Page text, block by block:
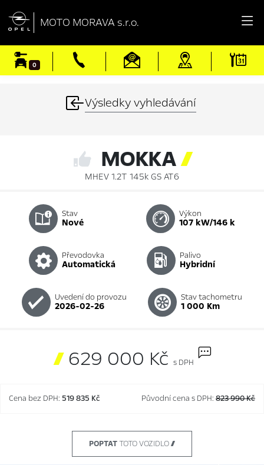
 MOTO MORAVA s.r.o.
0
Výsledky vyhledávání
MOKKA
MHEV 1.2T 145k GS AT6
Stav
nové
Výkon
107 kW/146 k
Převodovka
automatická
Palivo
hybridní
Uvedení do provozu
2026-02-26
Stav tachometru
1 000 Km
629 000 Kč s DPH
Cena bez DPH: 519 835 Kč Původní cena s DPH: 823 990 Kč
POPTATTOTO VOZIDLO 